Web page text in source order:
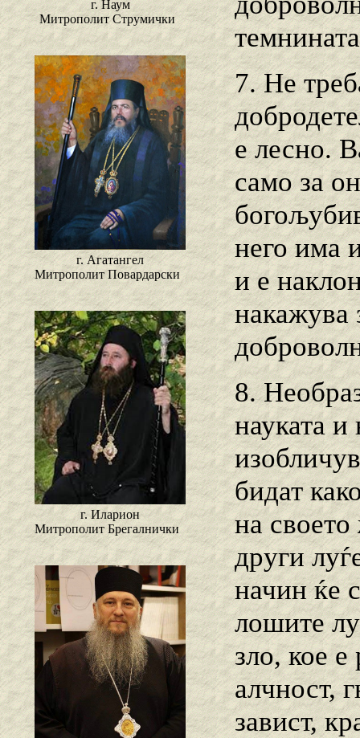
г. Наум
Митрополит Струмички
г. Агатангел
Митрополит Повардарски
г. Иларион
Митрополит Брегалнички
7. Не
е лесно.
само за
него има
и е
накажува
8.
науката и
бидат
на
други
начин ќе
лошите
зло, кое е
алчност,
завист,